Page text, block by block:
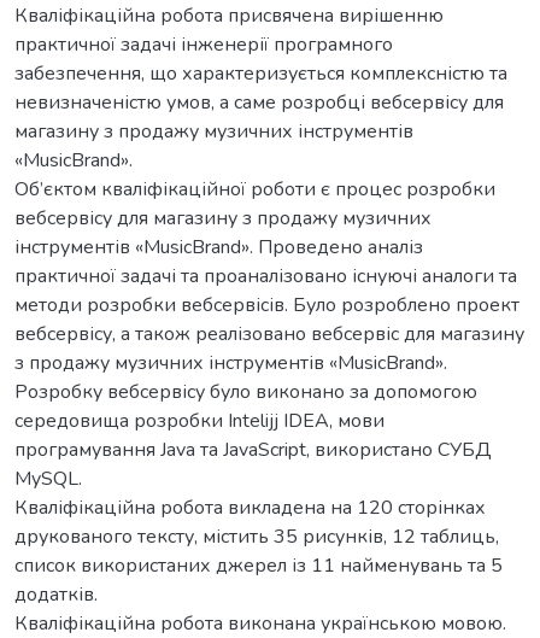
Кваліфікаційна робота присвячена вирішенню
практичної задачі інженерії програмного
забезпечення, що характеризується комплексністю та
невизначеністю умов, а саме розробці вебсервісу для
магазину з продажу музичних інструментів
«MusicBrand».
Об’єктом кваліфікаційної роботи є процес розробки
вебсервісу для магазину з продажу музичних
інструментів «MusicBrand». Проведено аналіз
практичної задачі та проаналізовано існуючі аналоги та
методи розробки вебсервісів. Було розроблено проект
вебсервісу, а також реалізовано вебсервіс для магазину
з продажу музичних інструментів «MusicBrand».
Розробку вебсервісу було виконано за допомогою
середовища розробки Intelijj IDEA, мови
програмування Java та JavaScript, використано СУБД
MySQL.
Кваліфікаційна робота викладена на 120 сторінках
друкованого тексту, містить 35 рисунків, 12 таблиць,
список використаних джерел із 11 найменувань та 5
додатків.
Кваліфікаційна робота виконана українською мовою.